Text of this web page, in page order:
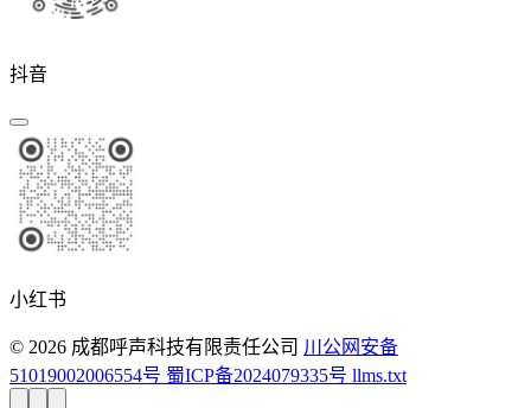
抖音
小红书
© 2026 成都呼声科技有限责任公司 川公网安备
51019002006554号 蜀ICP备2024079335号 llms.txt